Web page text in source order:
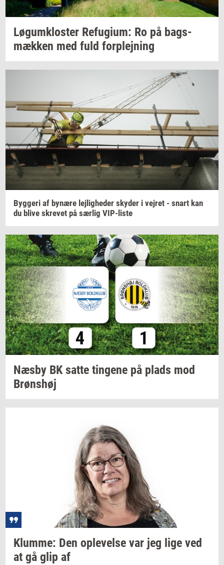
Løgum­klo­ster Re­fu­gi­um: Ro på bags­
mæk­ken med fuld for­plej­ning
Byg­ge­ri af by­næ­re lej­lig­he­der sky­der i vej­ret - snart kan
du blive skre­vet på sær­lig VIP-​liste
Næsby BK satte tin­ge­ne på plads mod
Brøns­høj
Klum­me: Den op­le­vel­se var jeg lige ved
at gå glip af